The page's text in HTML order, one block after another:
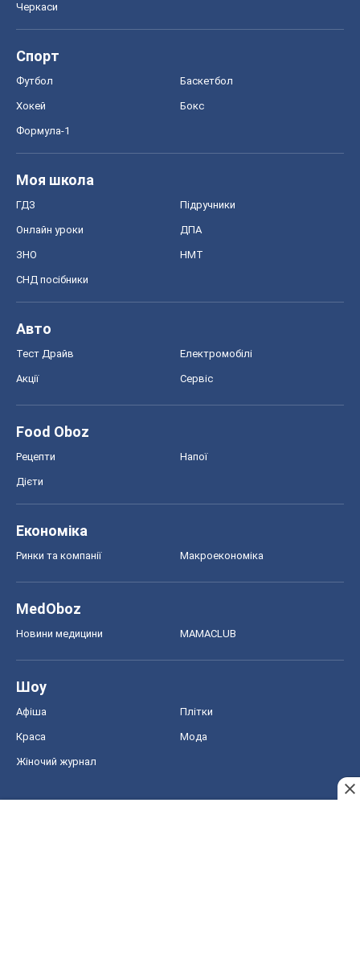
Черкаси
Спорт
Футбол Баскетбол
Хокей Бокс
Формула-1
Моя школа
ГДЗ Підручники
Онлайн уроки ДПА
ЗНО НМТ
СНД посібники
Авто
Тест Драйв Електромобілі
Акції Сервіс
Food Oboz
Рецепти Напої
Дієти
Економіка
Ринки та компанії Макроекономіка
MedOboz
Новини медицини MAMACLUB
Шоу
Афіша Плітки
Краса Мода
Жіночий журнал